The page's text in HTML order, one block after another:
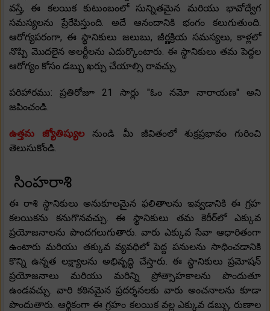
వస్తే, ఈ కలయిక కుటుంబంలో సున్నితమైన మరియు భావోద్వేగ
సమస్యలను ప్రేరేపిస్తుంది. అదే ఆనందానికి భంగం కలుగుతుంది.
ఆరోగ్యపరంగా, ఈ స్థానికులు జలుబు, జీర్ణక్రియ సమస్యలు, కాళ్లలో
నొప్పి మొదలైన అలర్జీలను ఎదుర్కొంటారు. ఈ స్థానికులు తమ పెద్దల
ఆరోగ్యం కోసం డబ్బు ఖర్చు చేయాల్సి రావచ్చు.
పరిహారము: ప్రతిరోజూ 21 సార్లు "ఓం నమో నారాయణ" అని
జపించండి.
ఉత్తమ జ్యోతిష్యులనుండి మీ జీవితంలో శుక్రప్రభావం గురించి
తెలుసుకోండి.
సింహరాశి
ఈ రాశి స్థానికులు అనుకూలమైన ఫలితాలను ఇవ్వడానికి ఈ గ్రహ
కలయికను కనుగొనవచ్చు. ఈ స్థానికులు తమ కెరీర్‌లో ఎక్కువ
ప్రయోజనాలను పొందగలుగుతారు. వారు ఎక్కువ సేవా ఆధారితంగా
ఉంటారు మరియు తక్కువ వ్యవధిలో పెద్ద పనులను సాధించడానికి
కొన్ని ఉన్నత లక్ష్యాలను అభివృద్ధి చేస్తారు. ఈ స్థానికులు ప్రమోషన్
ప్రయోజనాలు మరియు మరిన్ని ప్రోత్సాహకాలను పొందుతూ
ఉండవచ్చు. వారి కఠినమైన ప్రదర్శనలకు వారు అంచనాలను కూడా
పొందుతారు. ఆర్థికంగా ఈ గ్రహం కలయిక వల్ల ఎక్కువ డబ్బు, రుణాల